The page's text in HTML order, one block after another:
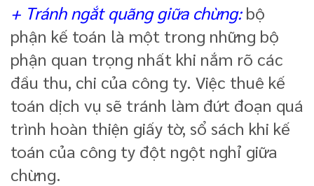
+ Tránh ngắt quãng giữa chừng:bộ
phận kế toán là một trong những bộ
phận quan trọng nhất khi nắm rõ các
đầu thu, chi của công ty. Việc thuê kế
toán dịch vụ sẽ tránh làm đứt đoạn quá
trình hoàn thiện giấy tờ, sổ sách khi kế
toán của công ty đột ngột nghỉ giữa
chừng.